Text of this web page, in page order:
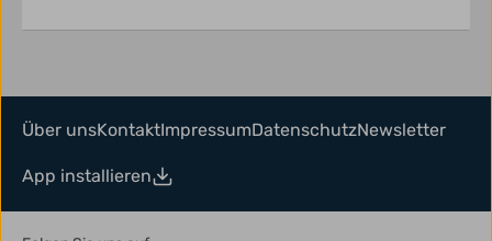
Über unsKontaktImpressumDatenschutzNewsletter
App installieren